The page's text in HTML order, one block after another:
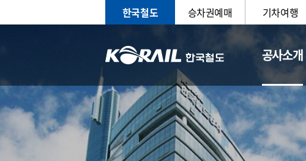
한국철도 승차권예매 기차여행
공사소개
CEO 일반현황